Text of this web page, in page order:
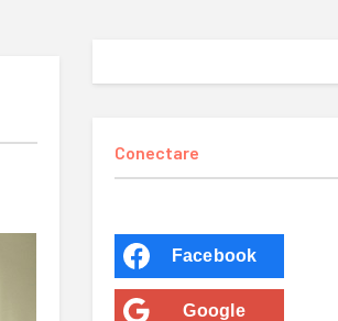
Conectare
Facebook
Google